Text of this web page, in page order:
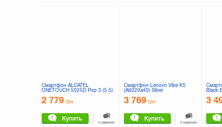
Смартфон ALCATEL
ONETOUCH 5025D Pop 3 (5.5)
2 779 грн.
Купить
К сравнению
Смартфон Lenovo Vibe K5
(A6020a40) Silver
3 769 грн.
Купить
К сравнению
Black
3